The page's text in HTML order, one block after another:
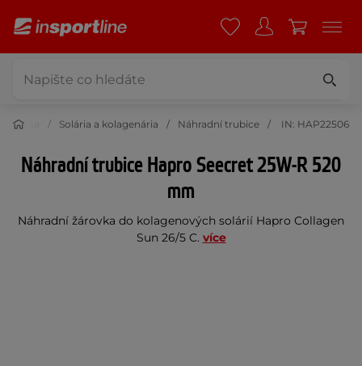
a krása Solária a kolagenária Náhradní trubice IN: HAP22506
Náhradní trubice Hapro Seecret 25W-R 520
mm
Náhradní žárovka do kolagenových solárií Hapro Collagen
Sun 26/5 C. více